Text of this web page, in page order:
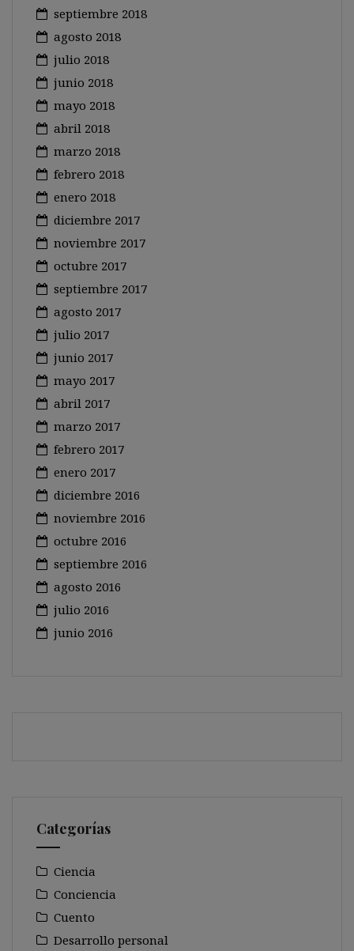
septiembre 2018
agosto 2018
julio 2018
junio 2018
mayo 2018
abril 2018
marzo 2018
febrero 2018
enero 2018
diciembre 2017
noviembre 2017
octubre 2017
septiembre 2017
agosto 2017
julio 2017
junio 2017
mayo 2017
abril 2017
marzo 2017
febrero 2017
enero 2017
diciembre 2016
noviembre 2016
octubre 2016
septiembre 2016
agosto 2016
julio 2016
junio 2016
Categorías
Ciencia
Conciencia
Cuento
Desarrollo personal